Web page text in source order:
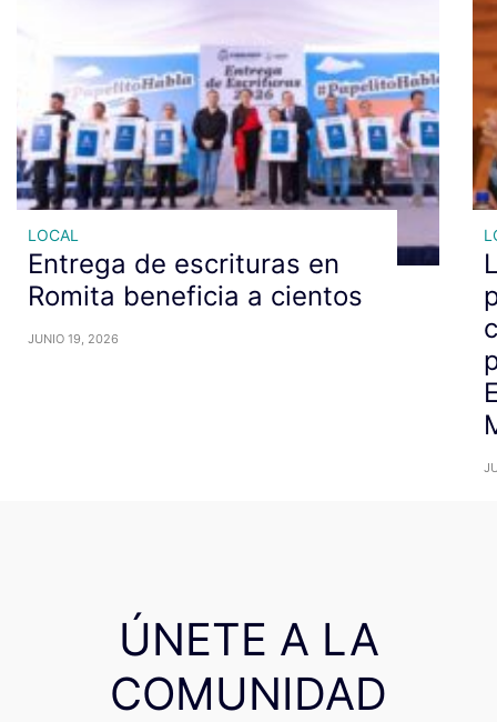
LOCAL
Entrega de escrituras en
Romita beneficia a cientos
JUNIO 19, 2026
ÚNETE A LA
COMUNIDAD